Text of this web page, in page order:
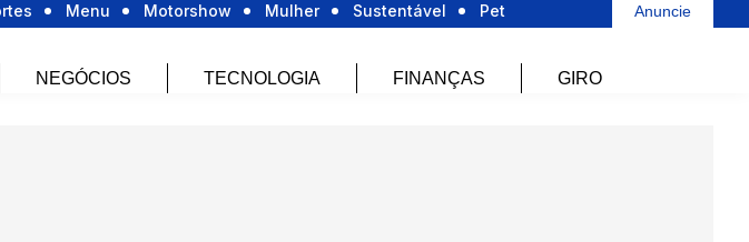
Menu Motorshow Mulher Sustentável Pet Anuncie
NEGÓCIOS TECNOLOGIA FINANÇAS GIRO